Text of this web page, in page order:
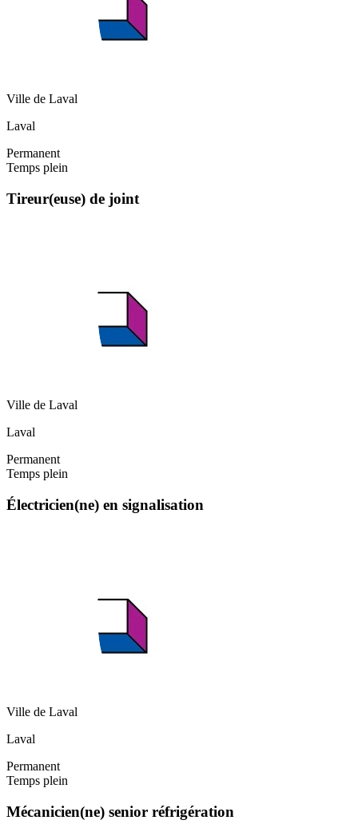
Ville de Laval
Laval
Permanent
Temps plein
Tireur(euse) de joint
Ville de Laval
Laval
Permanent
Temps plein
Électricien(ne) en signalisation
Ville de Laval
Laval
Permanent
Temps plein
Mécanicien(ne) senior réfrigération